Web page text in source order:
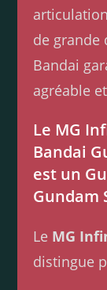
de grande
Bandai
agréable
Le MG
Bandai
est un
Gundam
Le MG
distingue